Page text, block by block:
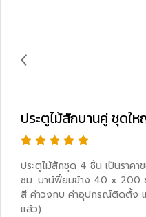
ประตูไม้สักบานคู่ ชุดใ
ประตูไม้สักชุด 4 ชิ้น เป็นราค
ซม. บาน้ฟี้ยมข้าง 40 x 200
สี ค่าวงกบ ค่าอุปกรณ์ติดตั้ง แ
แล้ว)